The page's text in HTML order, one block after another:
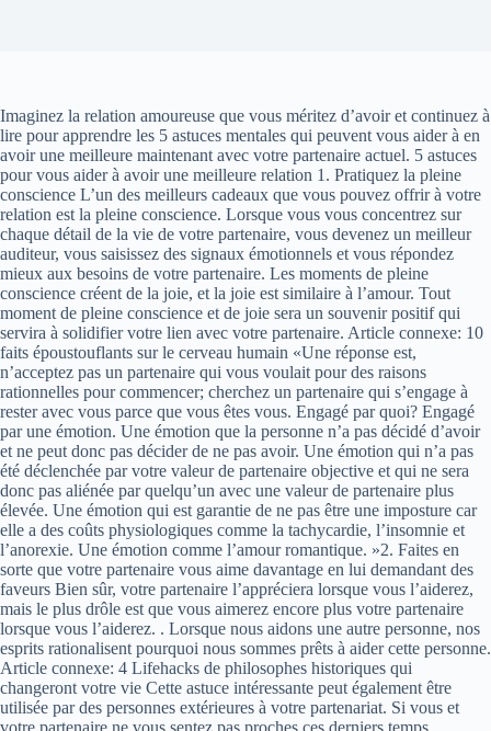
Imaginez la relation amoureuse que vous méritez d’avoir et continuez à
lire pour apprendre les 5 astuces mentales qui peuvent vous aider à en
avoir une meilleure maintenant avec votre partenaire actuel. 5 astuces
pour vous aider à avoir une meilleure relation 1. Pratiquez la pleine
conscience L’un des meilleurs cadeaux que vous pouvez offrir à votre
relation est la pleine conscience. Lorsque vous vous concentrez sur
chaque détail de la vie de votre partenaire, vous devenez un meilleur
auditeur, vous saisissez des signaux émotionnels et vous répondez
mieux aux besoins de votre partenaire. Les moments de pleine
conscience créent de la joie, et la joie est similaire à l’amour. Tout
moment de pleine conscience et de joie sera un souvenir positif qui
servira à solidifier votre lien avec votre partenaire. Article connexe: 10
faits époustouflants sur le cerveau humain «Une réponse est,
n’acceptez pas un partenaire qui vous voulait pour des raisons
rationnelles pour commencer; cherchez un partenaire qui s’engage à
rester avec vous parce que vous êtes vous. Engagé par quoi? Engagé
par une émotion. Une émotion que la personne n’a pas décidé d’avoir
et ne peut donc pas décider de ne pas avoir. Une émotion qui n’a pas
été déclenchée par votre valeur de partenaire objective et qui ne sera
donc pas aliénée par quelqu’un avec une valeur de partenaire plus
élevée. Une émotion qui est garantie de ne pas être une imposture car
elle a des coûts physiologiques comme la tachycardie, l’insomnie et
l’anorexie. Une émotion comme l’amour romantique. »2. Faites en
sorte que votre partenaire vous aime davantage en lui demandant des
faveurs Bien sûr, votre partenaire l’appréciera lorsque vous l’aiderez,
mais le plus drôle est que vous aimerez encore plus votre partenaire
lorsque vous l’aiderez. . Lorsque nous aidons une autre personne, nos
esprits rationalisent pourquoi nous sommes prêts à aider cette personne.
Article connexe: 4 Lifehacks de philosophes historiques qui
changeront votre vie Cette astuce intéressante peut également être
utilisée par des personnes extérieures à votre partenariat. Si vous et
votre partenaire ne vous sentez pas proches ces derniers temps,